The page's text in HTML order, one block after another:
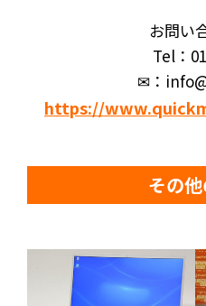
お問い
Tel：
✉：
https://
その